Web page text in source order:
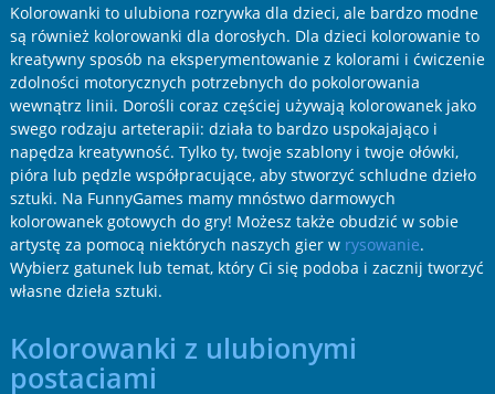
Kolorowanki to ulubiona rozrywka dla dzieci, ale bardzo modne
są również kolorowanki dla dorosłych. Dla dzieci kolorowanie to
kreatywny sposób na eksperymentowanie z kolorami i ćwiczenie
zdolności motorycznych potrzebnych do pokolorowania
wewnątrz linii. Dorośli coraz częściej używają kolorowanek jako
swego rodzaju arteterapii: działa to bardzo uspokajająco i
napędza kreatywność. Tylko ty, twoje szablony i twoje ołówki,
pióra lub pędzle współpracujące, aby stworzyć schludne dzieło
sztuki. Na FunnyGames mamy mnóstwo darmowych
kolorowanek gotowych do gry! Możesz także obudzić w sobie
artystę za pomocą niektórych naszych gier w rysowanie.
Wybierz gatunek lub temat, który Ci się podoba i zacznij tworzyć
własne dzieła sztuki.
Kolorowanki z ulubionymi
postaciami